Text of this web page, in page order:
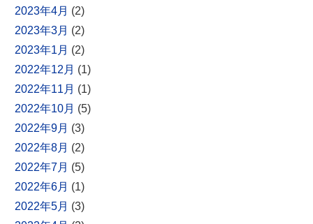
2023年4月 (2)
2023年3月 (2)
2023年1月 (2)
2022年12月 (1)
2022年11月 (1)
2022年10月 (5)
2022年9月 (3)
2022年8月 (2)
2022年7月 (5)
2022年6月 (1)
2022年5月 (3)